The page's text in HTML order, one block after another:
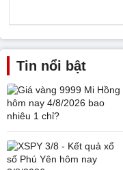
Tin nổi bật